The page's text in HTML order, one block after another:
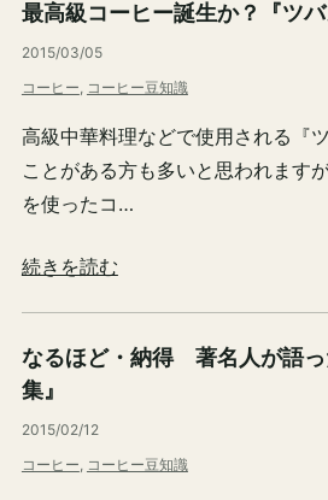
最高級コーヒー誕生か？『ツバ
2015/03/05
コーヒー, コーヒー豆知識
高級中華料理などで使用される『
ことがある方も多いと思われます
を使ったコ…
続きを読む
なるほど・納得 著名人が語っ
集』
2015/02/12
コーヒー, コーヒー豆知識